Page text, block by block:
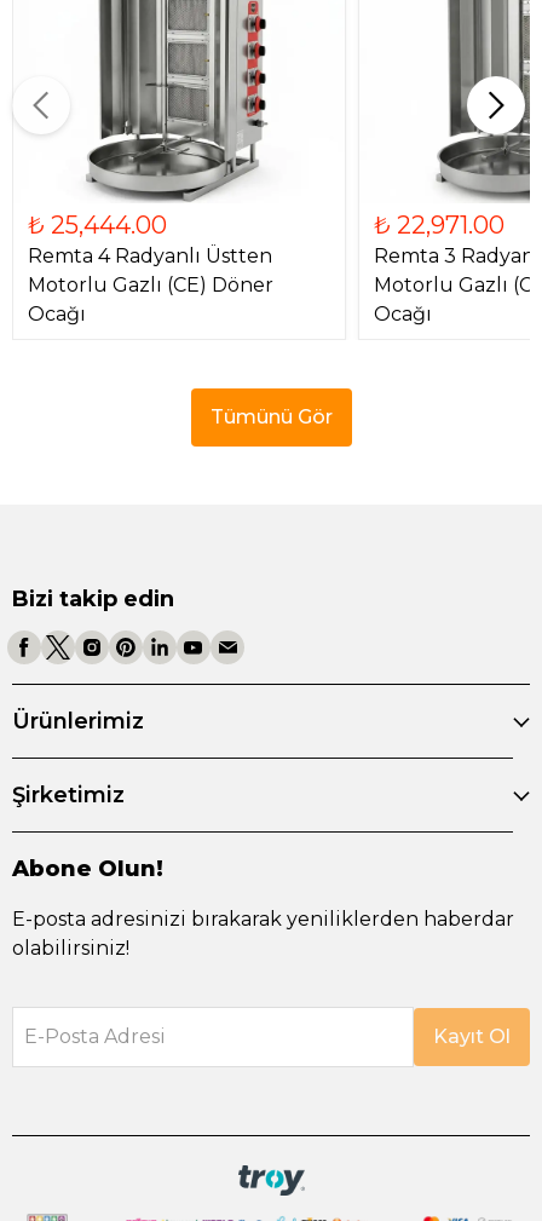
₺ 25,444.00
Remta 4 Radyanlı Üstten
Motorlu Gazlı (CE) Döner
Ocağı
₺ 22,971.00
Remta 3
Motorlu Gazlı
Ocağı
Tümünü Gör
Bizi takip edin
Ürünlerimiz
Şirketimiz
Abone Olun!
E-posta adresinizi bırakarak yeniliklerden haberdar
olabilirsiniz!
E-Posta Adresi Kayıt Ol